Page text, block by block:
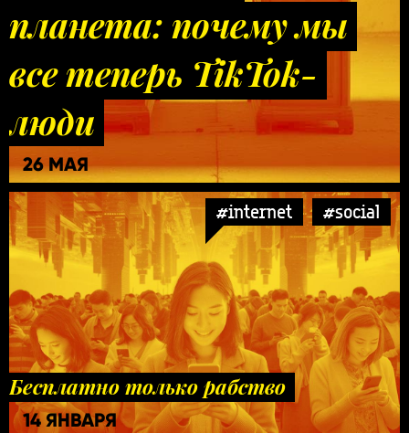
планета: почему мы
все теперь TikTok-
люди
26 МАЯ
#internet #social
Бесплатно только рабство
14 ЯНВАРЯ